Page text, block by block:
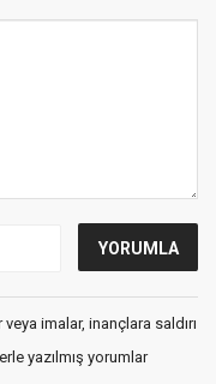
imalar, inançlara saldırı
yazılmış yorumlar